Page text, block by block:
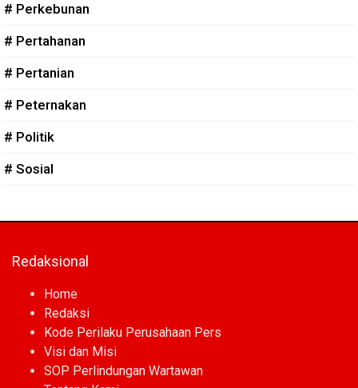
# Perkebunan
# Pertahanan
# Pertanian
# Peternakan
# Politik
# Sosial
Redaksional
Home
Redaksi
Kode Perilaku Perusahaan Pers
Visi dan Misi
SOP Perlindungan Wartawan